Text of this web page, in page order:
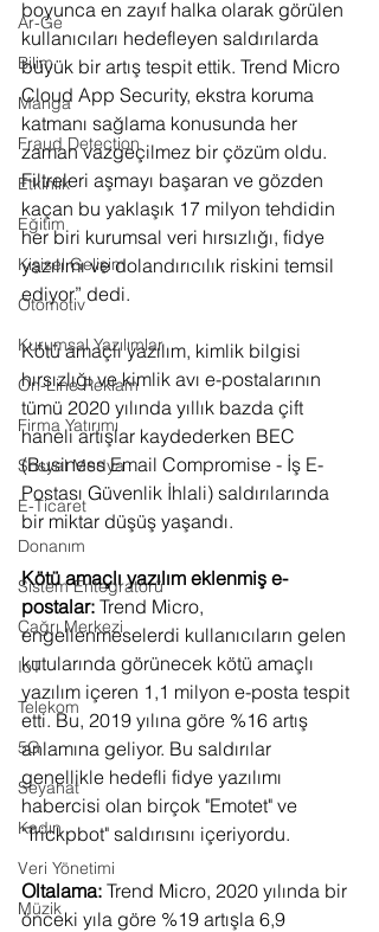
Ar-Ge
Bilim
Manga
Fraud Detection
Etkinlik
Eğitim
Kişisel Gelişim
Otomotiv
Kurumsal Yazılımlar
On-Line Reklam
Firma Yatırımı
Sosyal Medya
E-Ticaret
Donanım
Sistem Entegratörü
Çağrı Merkezi
IoT
Telekom
5G
Seyahat
Kadın
Veri Yönetimi
Müzik
boyunca en zayıf halka olarak görülen
kullanıcıları hedefleyen saldırılarda
büyük bir artış tespit ettik. Trend Micro
Cloud App Security, ekstra koruma
katmanı sağlama konusunda her
zaman vazgeçilmez bir çözüm oldu.
Filtreleri aşmayı başaran ve gözden
kaçan bu yaklaşık 17 milyon tehdidin
her biri kurumsal veri hırsızlığı, fidye
yazılımı ve dolandırıcılık riskini temsil
ediyor” dedi.
Kötü amaçlı yazılım, kimlik bilgisi
hırsızlığı ve kimlik avı e-postalarının
tümü 2020 yılında yıllık bazda çift
haneli artışlar kaydederken BEC
(Business Email Compromise - İş E-
Postası Güvenlik İhlali) saldırılarında
bir miktar düşüş yaşandı.
Kötü amaçlı yazılım eklenmiş e-
postalar: Trend Micro,
engellenmeselerdi kullanıcıların gelen
kutularında görünecek kötü amaçlı
yazılım içeren 1,1 milyon e-posta tespit
etti. Bu, 2019 yılına göre %16 artış
anlamına geliyor. Bu saldırılar
genellikle hedefli fidye yazılımı
habercisi olan birçok "Emotet" ve
"Trickpbot" saldırısını içeriyordu.
Oltalama: Trend Micro, 2020 yılında bir
önceki yıla göre %19 artışla 6,9